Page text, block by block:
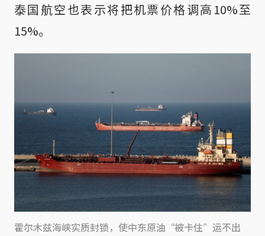
泰国航空也表示将把机票价格调高10%至
15%。
霍尔木兹海峡实质封锁，使中东原油“被卡住”运不出